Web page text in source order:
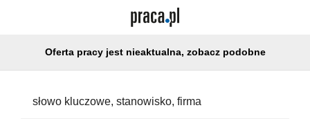
Oferta pracy jest nieaktualna, zobacz podobne